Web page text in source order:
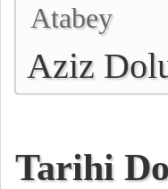
Atabey
Aziz
Tarihi